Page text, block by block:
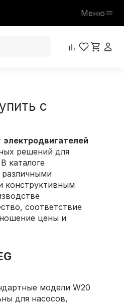
Меню
с
электродвигателей
решений для
каталоге
различными
конструктивным
соответствие
цены и
модели W20
для насосов,